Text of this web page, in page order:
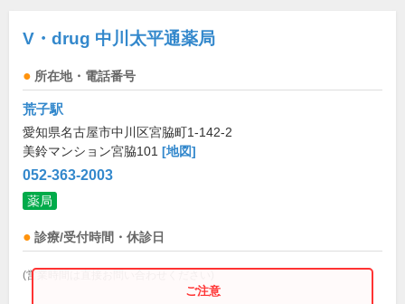
V・drug 中川太平通薬局
所在地・電話番号
荒子駅
愛知県名古屋市中川区宮脇町1-142-2
美鈴マンション宮脇101 [地図]
052-363-2003
薬局
診療/受付時間・休診日
(営業時間は直接お問い合わせください)